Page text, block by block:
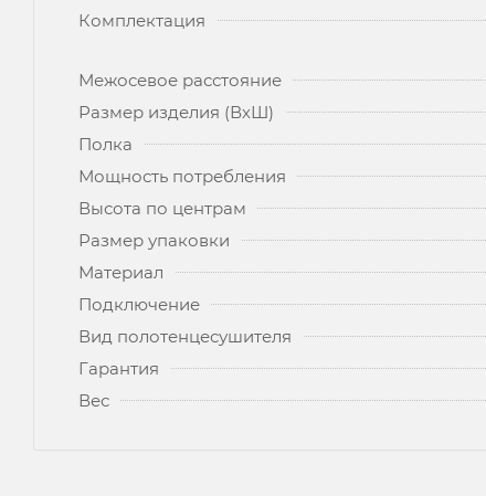
Комплектация
Межосевое расстояние
Размер изделия (ВхШ)
Полка
Мощность потребления
Высота по центрам
Размер упаковки
Материал
Подключение
Вид полотенцесушителя
Гарантия
Вес